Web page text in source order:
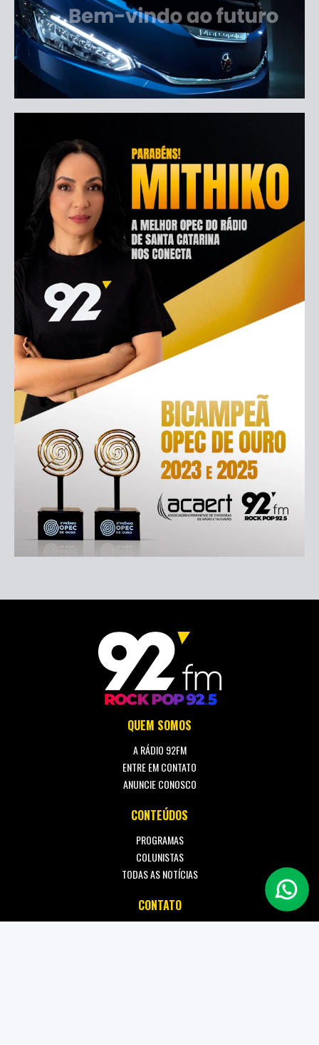
QUEM SOMOS
A RÁDIO 92FM
ENTRE EM CONTATO
ANUNCIE CONOSCO
CONTEÚDOS
PROGRAMAS
COLUNISTAS
TODAS AS NOTÍCIAS
CONTATO